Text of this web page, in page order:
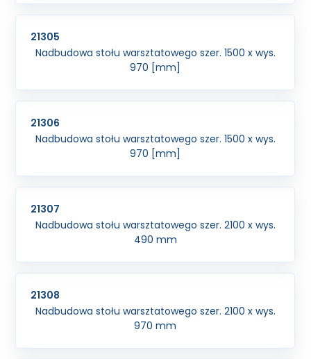
21305
Nadbudowa stołu warsztatowego szer. 1500 x wys.
970 [mm]
21306
Nadbudowa stołu warsztatowego szer. 1500 x wys.
970 [mm]
21307
Nadbudowa stołu warsztatowego szer. 2100 x wys.
490 mm
21308
Nadbudowa stołu warsztatowego szer. 2100 x wys.
970 mm